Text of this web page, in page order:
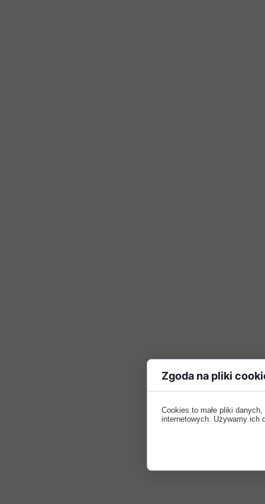
Zgoda na pliki
Cookies to małe pliki
internetowych. Używamy ich